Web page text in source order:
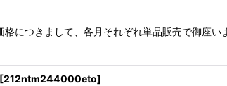
きまして、各月それぞれ単品販売で御
[212ntm244000eto]